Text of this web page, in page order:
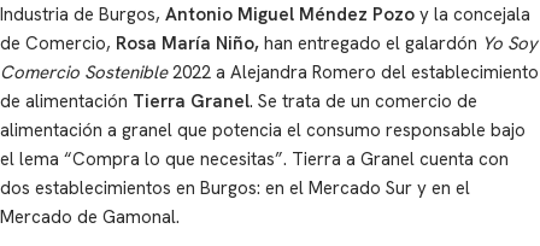
Industria de Burgos, Antonio Miguel Méndez Pozo y la concejala
de Comercio, Rosa María Niño, han entregado el galardón Yo Soy
Comercio Sostenible2022 a Alejandra Romero del establecimiento
de alimentación Tierra Granel. Se trata de un comercio de
alimentación a granel que potencia el consumo responsable bajo
el lema “Compra lo que necesitas”. Tierra a Granel cuenta con
dos establecimientos en Burgos: en el Mercado Sur y en el
Mercado de Gamonal.